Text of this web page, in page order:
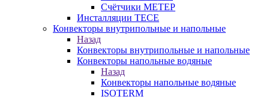
Счётчики МЕТЕР
Инсталляции TECE
Конвекторы внутрипольные и напольные
Назад
Конвекторы внутрипольные и напольные
Конвекторы напольные водяные
Назад
Конвекторы напольные водяные
ISOTERM